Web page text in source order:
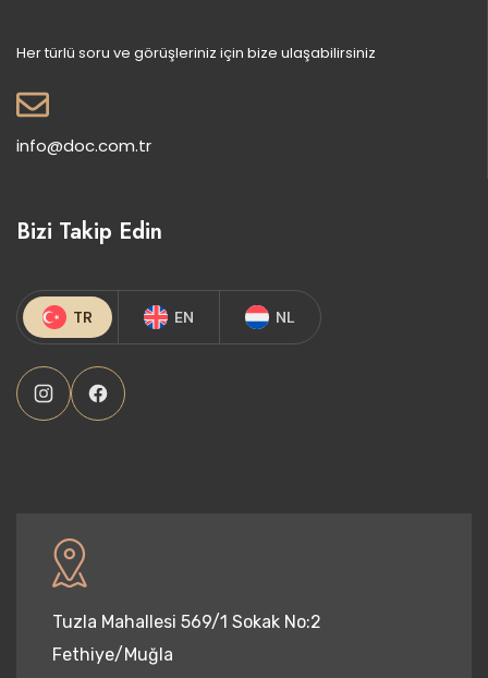
Her türlü soru ve görüşleriniz için bize ulaşabilirsiniz
info@doc.com.tr
Bizi Takip Edin
TR EN NL
Tuzla Mahallesi 569/1 Sokak No:2
Fethiye/Muğla